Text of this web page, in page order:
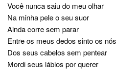
Você nunca saiu do meu olhar
Na minha pele o seu suor
Ainda corre sem parar
Entre os meus dedos sinto os nós
Dos seus cabelos sem pentear
Mordi seus lábios por querer